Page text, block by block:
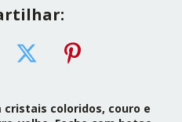
cristais coloridos, couro e